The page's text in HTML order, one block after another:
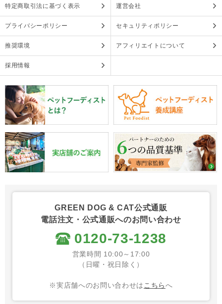
特定商取引法に基づく表示 運営会社
プライバシーポリシー セキュリティポリシー
推奨環境 アフィリエイトについて
採用情報
GREEN DOG & CAT公式通販
電話注文・公式通販へのお問い合わせ
0120-73-1238
営業時間 10:00～17:00
（日曜・祝日除く）
※実店舗へのお問い合わせは こちらへ